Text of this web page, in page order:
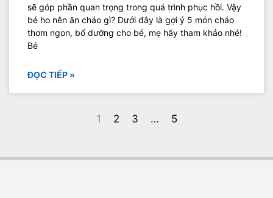
sẽ góp phần quan trọng trong quá trình phục hồi. Vậy
bé ho nên ăn cháo gì? Dưới đây là gợi ý 5 món cháo
thơm ngon, bổ dưỡng cho bé, mẹ hãy tham khảo nhé!
Bé
ĐỌC TIẾP »
1 2 3 … 5